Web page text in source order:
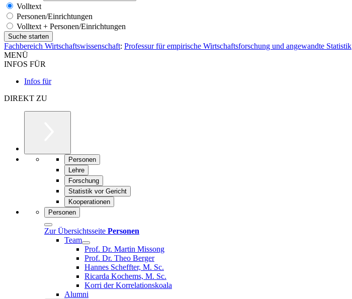
Volltext
Personen/Einrichtungen
Volltext + Personen/Einrichtungen
Fachbereich Wirtschaftswissenschaft: Professur für empirische Wirtschaftsforschung und angewandte Statistik
MENÜ
INFOS FÜR
Infos für
DIREKT ZU
Personen
Lehre
Forschung
Statistik vor Gericht
Kooperationen
Personen
Zur Übersichtsseite Personen
Team
Prof. Dr. Martin Missong
Prof. Dr. Theo Berger
Hannes Scheffter, M. Sc.
Ricarda Kochems, M. Sc.
Korri der Korrelationskoala
Alumni